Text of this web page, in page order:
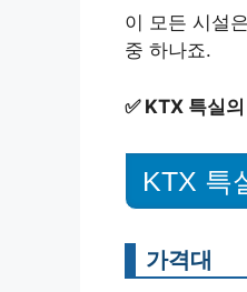
이 모든 시설
중 하나죠.
✅ KTX 특실
KTX 특
가격대